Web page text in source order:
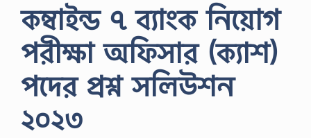
কম্বাইন্ড ৭ ব্যাংক নিয়োগ
পরীক্ষা অফিসার (ক্যাশ)
পদের প্রশ্ন সলিউশন
২০২৩